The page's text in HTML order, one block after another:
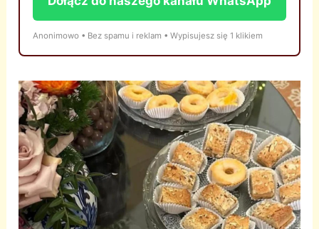
Anonimowo • Bez spamu i reklam • Wypisujesz się 1 klikiem